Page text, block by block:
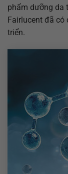
phẩm dưỡng da
Fairlucent đã có
triển.